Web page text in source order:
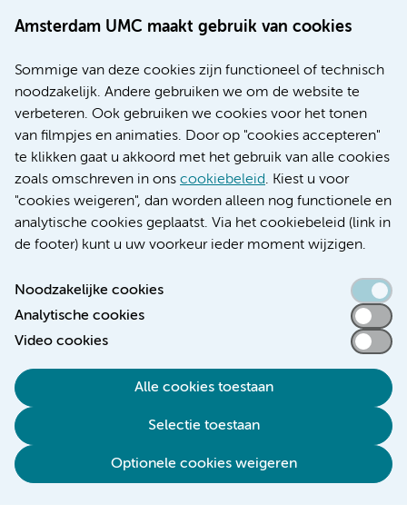
Amsterdam UMC maakt gebruik van cookies
Sommige van deze cookies zijn functioneel of technisch
noodzakelijk. Andere gebruiken we om de website te
verbeteren. Ook gebruiken we cookies voor het tonen
van filmpjes en animaties. Door op "cookies accepteren"
te klikken gaat u akkoord met het gebruik van alle cookies
zoals omschreven in ons cookiebeleid. Kiest u voor
"cookies weigeren", dan worden alleen nog functionele en
analytische cookies geplaatst. Via het cookiebeleid (link in
de footer) kunt u uw voorkeur ieder moment wijzigen.
Noodzakelijke cookies
Analytische cookies
Video cookies
Alle cookies toestaan
Selectie toestaan
Optionele cookies weigeren
Werken bij Amsterdam UMC
Nieuws
Research
Educatie locatie AMC
Educatie locatie VUmc
Verwijzen & diagnostiek
Toegankelijkheidsverklaring
Responsible disclosure